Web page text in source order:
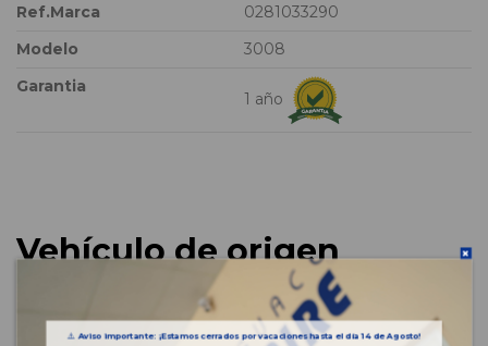
Ref.Marca
0281033290
Modelo
3008
Garantia
1 año
Vehículo de origen
⚠️ Aviso importante: ¡Estamos cerrados por vacaciones hasta el día 14 de Agosto!